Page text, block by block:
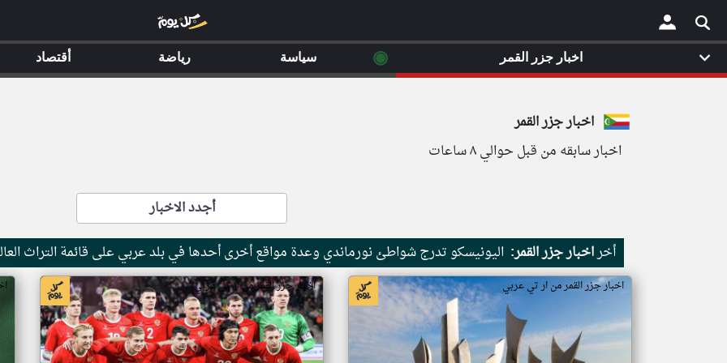
×
اخبار جزر القمر
اخبار سابقه من قبل حوالي ٨ ساعات
أجدد الاخبار
أخراخبار جزر القمر: اليونيسكو تدرج شواطئ نورماندي وعدة مواقع أخرى أحدها في بلد عربي على قائمة التراث
اخبار جزر القمر من ار تي عربي اخبار جزر القمر من ار تي عربي
اخبار جزر القمر ◉ سياسة رياضة أقتصاد